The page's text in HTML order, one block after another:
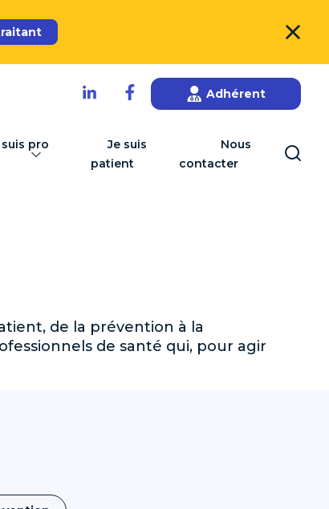
Adhérent
suis pro
Je suis
patient
Nous
contacter
de la prévention à la
de santé qui, pour agir